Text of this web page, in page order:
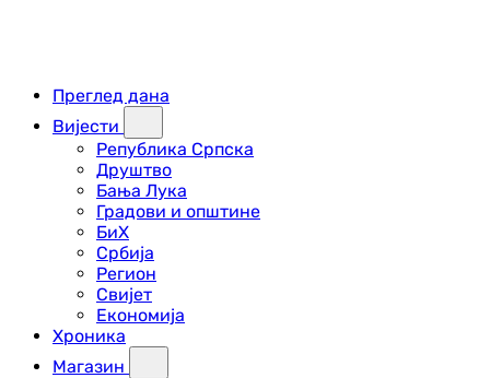
Преглед дана
Вијести
Република Српска
Друштво
Бања Лука
Градови и општине
БиХ
Србија
Регион
Свијет
Економија
Хроника
Магазин